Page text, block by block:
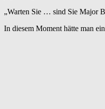
„Warten Sie … sind Sie Major
In diesem Moment hätte man